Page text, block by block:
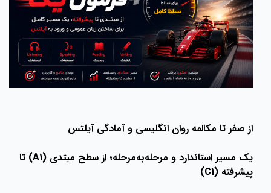
از صفر تا مکالمه روان انگلیسی و آمادگی آیلتس
یک مسیر استاندارد و مرحله‌به‌مرحله؛ از سطح مبتدی (A1) تا
پیشرفته (C1)